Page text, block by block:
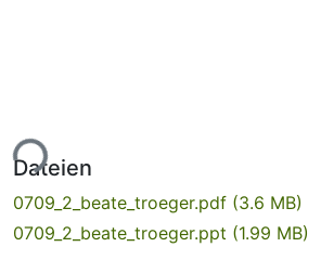
Dateien
0709_2_beate_troeger.pdf (3.6 MB)
0709_2_beate_troeger.ppt (1.99 MB)